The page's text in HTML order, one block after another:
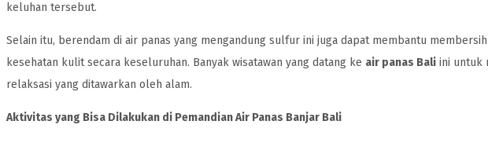
keluhan tersebut.
Selain itu, berendam di air panas yang mengandung sulfur ini juga dapat membantu
kesehatan kulit secara keseluruhan. Banyak wisatawan yang datang ke air panas Bali ini untuk
relaksasi yang ditawarkan oleh alam.
Aktivitas yang Bisa Dilakukan di Pemandian Air Panas Banjar Bali